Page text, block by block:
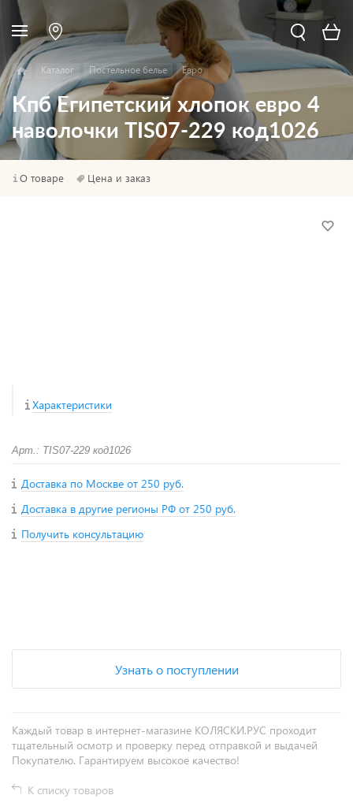
Каталог Постельное белье Евро
Кпб Египетский хлопок евро 4
наволочки TIS07-229 код1026
О товаре Цена и заказ
Характеристики
Арт.: TIS07-229 код1026
Доставка по Москве от 250 руб.
Доставка в другие регионы РФ от 250 руб.
Получить консультацию
Узнать о поступлении
Каждый товар в интернет-магазине КОЛЯСКИ.РУС проходит
тщательный осмотр и проверку перед отправкой и выдачей
Покупателю. Гарантируем высокое качество!
К списку товаров